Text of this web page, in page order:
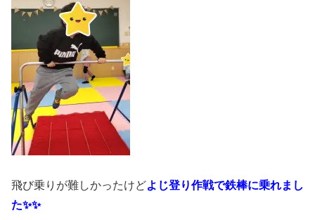
飛び乗りが難しかったけどよじ登り作戦で鉄棒に乗れまし
た✨✨